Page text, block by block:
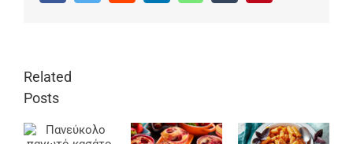
Related
Posts